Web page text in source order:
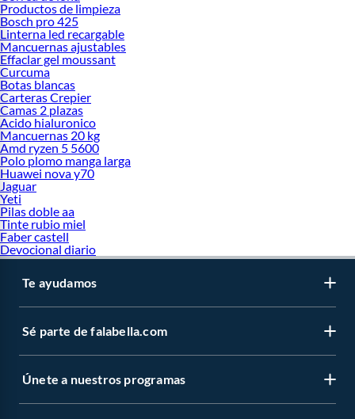
Productos de limpieza
Bosch pro 425
Linterna led recargable
Mancuernas ajustables
Effaclar gel moussant
Curcuma
Botas blancas
Carteras Crepier
Camas 2 plazas
Acido hialuronico
Mancuernas 20 kg
Amd ryzen 5 5600
Polo plomo manga larga
Huawei nova y70
Jaguar
Yeti
Pilas doble aa
Tinte rubio miel
Faber castell
Devocional diario
Te ayudamos
Sé parte de falabella.com
Únete a nuestros programas